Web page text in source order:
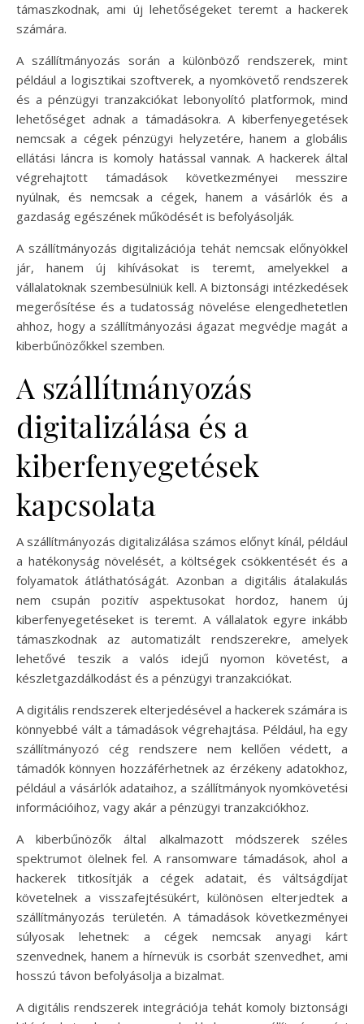
támaszkodnak, ami új lehetőségeket teremt a hackerek
számára.
A szállítmányozás során a különböző rendszerek, mint
például a logisztikai szoftverek, a nyomkövető rendszerek
és a pénzügyi tranzakciókat lebonyolító platformok, mind
lehetőséget adnak a támadásokra. A kiberfenyegetések
nemcsak a cégek pénzügyi helyzetére, hanem a globális
ellátási láncra is komoly hatással vannak. A hackerek által
végrehajtott támadások következményei messzire
nyúlnak, és nemcsak a cégek, hanem a vásárlók és a
gazdaság egészének működését is befolyásolják.
A szállítmányozás digitalizációja tehát nemcsak előnyökkel
jár, hanem új kihívásokat is teremt, amelyekkel a
vállalatoknak szembesülniük kell. A biztonsági intézkedések
megerősítése és a tudatosság növelése elengedhetetlen
ahhoz, hogy a szállítmányozási ágazat megvédje magát a
kiberbűnözőkkel szemben.
A szállítmányozás
digitalizálása és a
kiberfenyegetések
kapcsolata
A szállítmányozás digitalizálása számos előnyt kínál, például
a hatékonyság növelését, a költségek csökkentését és a
folyamatok átláthatóságát. Azonban a digitális átalakulás
nem csupán pozitív aspektusokat hordoz, hanem új
kiberfenyegetéseket is teremt. A vállalatok egyre inkább
támaszkodnak az automatizált rendszerekre, amelyek
lehetővé teszik a valós idejű nyomon követést, a
készletgazdálkodást és a pénzügyi tranzakciókat.
A digitális rendszerek elterjedésével a hackerek számára is
könnyebbé vált a támadások végrehajtása. Például, ha egy
szállítmányozó cég rendszere nem kellően védett, a
támadók könnyen hozzáférhetnek az érzékeny adatokhoz,
például a vásárlók adataihoz, a szállítmányok nyomkövetési
információihoz, vagy akár a pénzügyi tranzakciókhoz.
A kiberbűnözők által alkalmazott módszerek széles
spektrumot ölelnek fel. A ransomware támadások, ahol a
hackerek titkosítják a cégek adatait, és váltságdíjat
követelnek a visszafejtésükért, különösen elterjedtek a
szállítmányozás területén. A támadások következményei
súlyosak lehetnek: a cégek nemcsak anyagi kárt
szenvednek, hanem a hírnevük is csorbát szenvedhet, ami
hosszú távon befolyásolja a bizalmat.
A digitális rendszerek integrációja tehát komoly biztonsági